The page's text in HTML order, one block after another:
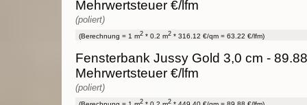
Mehrwertsteuer €/lfm
(poliert)
(Berechnung = 1 m2 * 0.2 m2 * 316.12 €/qm = 63.22 €/lfm)
Fensterbank Jussy Gold 3,0 cm -
Mehrwertsteuer €/lfm
(poliert)
2 2